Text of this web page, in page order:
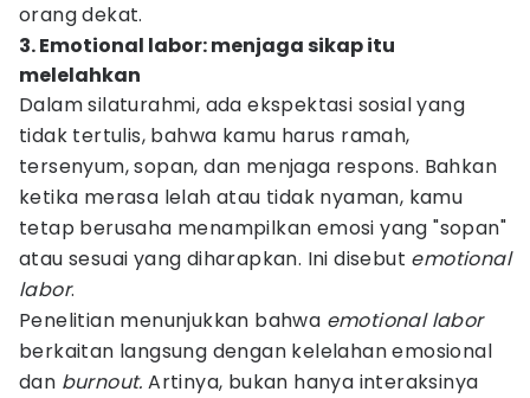
orang dekat.
3. Emotional labor: menjaga sikap itu
melelahkan
Dalam silaturahmi, ada ekspektasi sosial yang
tidak tertulis, bahwa kamu harus ramah,
tersenyum, sopan, dan menjaga respons. Bahkan
ketika merasa lelah atau tidak nyaman, kamu
tetap berusaha menampilkan emosi yang "sopan"
atau sesuai yang diharapkan. Ini disebut emotional
labor.
Penelitian menunjukkan bahwa emotional labor
berkaitan langsung dengan kelelahan emosional
dan burnout.Artinya, bukan hanya interaksinya